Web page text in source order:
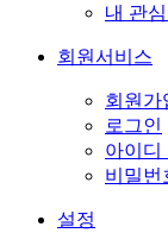
내 관
회원서비스
회원가
로그인
아이디
비밀번
설정